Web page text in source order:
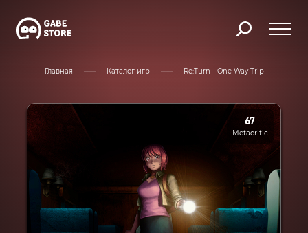
Главная Каталог игр Re:Turn - One Way Trip
67
Metacritic